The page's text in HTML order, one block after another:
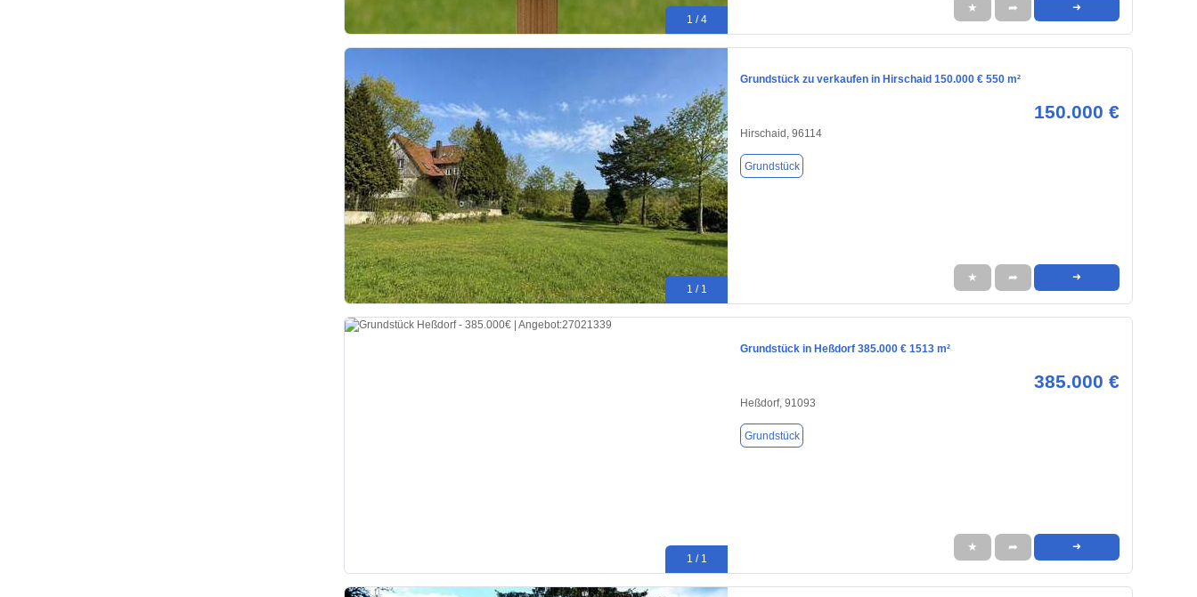
1 / 4
★ ➦ ➜
1 / 1
Grundstück zu verkaufen in Hirschaid 150.000 € 550 m²
150.000 €
Hirschaid, 96114
Grundstück
★ ➦ ➜
1 / 1
Grundstück in Heßdorf 385.000 € 1513 m²
385.000 €
Heßdorf, 91093
Grundstück
★ ➦ ➜